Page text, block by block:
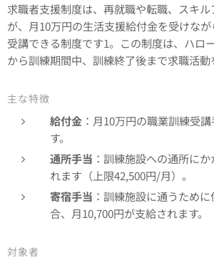
求職者支援制度は、再就職や転職、スキ
が、月10万円の生活支援給付金を受けな
受講できる制度です1。この制度は、ハロ
から訓練期間中、訓練終了後まで求職活動
主な特徴
給付金 ：月10万円の職業訓練受
す。
通所手当 ：訓練施設への通所に
れます（上限42,500円/月）。
寄宿手当 ：訓練施設に通うため
合、月10,700円が支給されます。
対象者